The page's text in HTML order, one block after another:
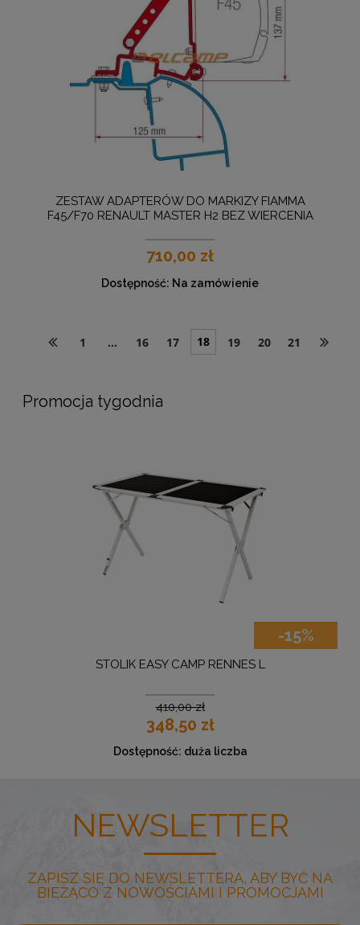
ZESTAW ADAPTERÓW DO MARKIZY FIAMMA
F45/F70 RENAULT MASTER H2 BEZ WIERCENIA
710,00 zł
Dostępność: Na zamówienie
1 ... 16 17 18 19 20 21
Promocja tygodnia
-15%
STOLIK EASY CAMP RENNES L
410,00 zł
348,50 zł
Dostępność: duża liczba
NEWSLETTER
ZAPISZ SIĘ DO NEWSLETTERA, ABY BYĆ NA
BIEŻĄCO Z NOWOŚCIAMI I PROMOCJAMI